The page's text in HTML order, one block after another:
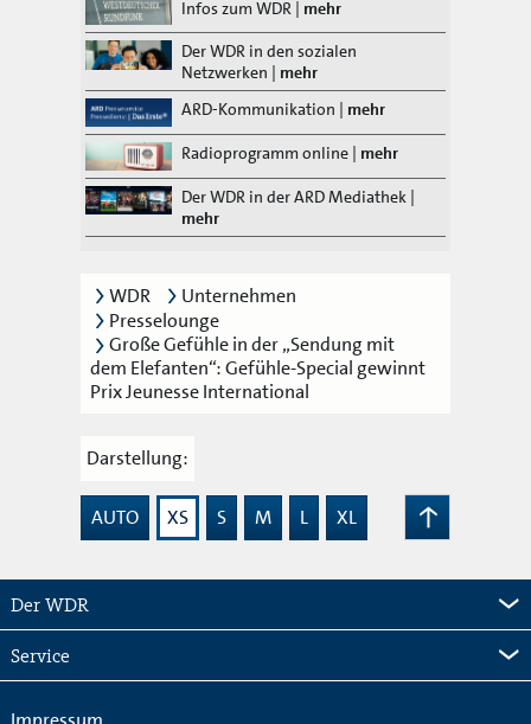
Infos zum WDR | mehr
Der WDR in den sozialen
Netzwerken | mehr
ARD-Kommunikation | mehr
Radioprogramm online | mehr
Der WDR in der ARD Mediathek |
mehr
WDR
Unternehmen
Presselounge
Große Gefühle in der „Sendung mit
dem Elefanten“: Gefühle-Special gewinnt
Prix Jeunesse International
Darstellung:
AUTO XS S M L
XL
Zum
Der WDR
Service